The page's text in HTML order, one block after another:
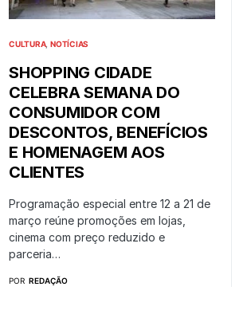
CULTURA NOTÍCIAS
SHOPPING CIDADE
CELEBRA SEMANA DO
CONSUMIDOR COM
DESCONTOS, BENEFÍCIOS
E HOMENAGEM AOS
CLIENTES
Programação especial entre 12 a 21 de
março reúne promoções em lojas,
cinema com preço reduzido e
parceria…
POR REDAÇÃO